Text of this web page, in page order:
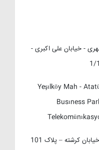
- خیابان علی اکبری -
Yeşılköy Mah -
Busıness
تهران – شهریار – خیابان کرشته – پلاک 101